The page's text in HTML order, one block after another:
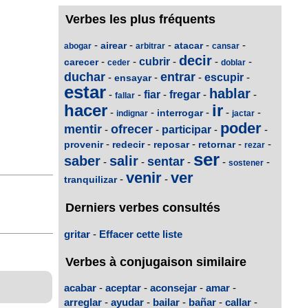
Verbes les plus fréquents
abogar - airear- arbitrar - atacar- cansar -
carecer- ceder - cubrir - decir - doblar -
duchar - ensayar- entrar - escupir -
estar - fallar - fiar - fregar - hablar -
hacer - indignar - interrogar- ir - jactar -
mentir - ofrecer - participar - poder -
provenir- redecir- reposar- retornar- rezar -
saber - salir - sentar - ser - sostener -
tranquilizar- venir - ver
Derniers verbes consultés
gritar - Effacer cette liste
Verbes à conjugaison similaire
acabar - aceptar - aconsejar - amar -
arreglar - ayudar - bailar - bañar - callar -